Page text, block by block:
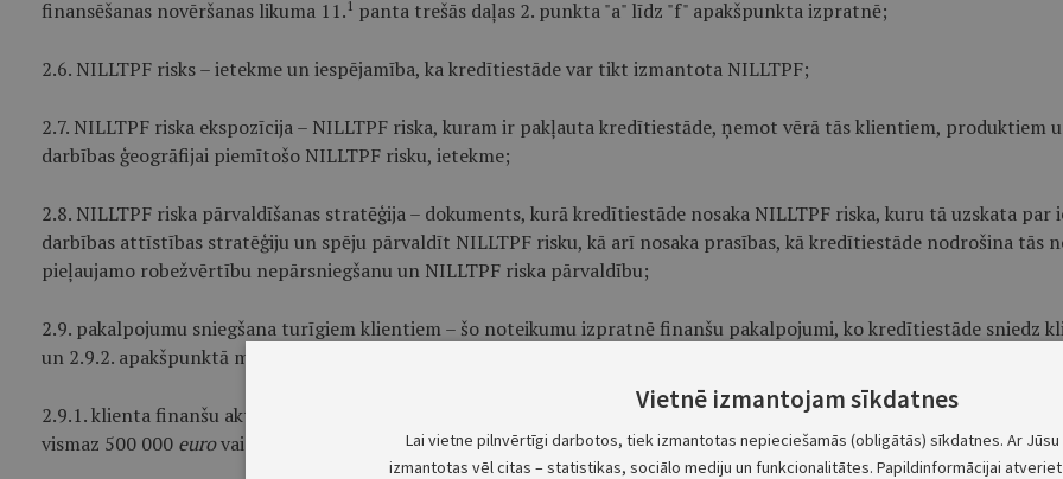
finansēšanas novēršanas likuma 11. 1 panta trešās daļas 2. punkta "a" līdz "f" apakšpunkta izpratnē;
2.6. NILLTPF risks – ietekme un iespējamība, ka kredītiestāde var tikt izmantota NILLTPF;
2.7. NILLTPF riska ekspozīcija – NILLTPF riska, kuram ir pakļauta kredītiestāde, ņemot vērā tās klientiem,
darbības ģeogrāfijai piemītošo NILLTPF risku, ietekme;
2.8. NILLTPF riska pārvaldīšanas stratēģija – dokuments, kurā kredītiestāde nosaka NILLTPF riska, kuru tā uzskata
darbības attīstības stratēģiju un spēju pārvaldīt NILLTPF risku, kā arī nosaka prasības, kā kredītiestāde nodrošina tās
pieļaujamo robežvērtību nepārsniegšanu un NILLTPF riska pārvaldību;
2.9. pakalpojumu sniegšana turīgiem klientiem – šo noteikumu izpratnē finanšu pakalpojumi, ko kredītiestāde sniedz
un 2.9.2. apakšpunktā minētie nosacījumi:
2.9.1. klienta finanšu aktīvu (ieskaitot finanšu instrumentus, trastus, atlikumus dārgmetālu kontos, kriptoaktīvus
vismaz 500 000 eurovai klienta faktiskais kredīta apgrozījums sasniedz vismaz 1 000 000eurogadā vai ir izpildīti abi
Vietnē izmantojam sīkdatnes
Lai vietne pilnvērtīgi darbotos, tiek izmantotas nepieciešamās (obligātās) sīkdatnes. Ar
izmantotas vēl citas – statistikas, sociālo mediju un funkcionalitātes. Papildinformācijai